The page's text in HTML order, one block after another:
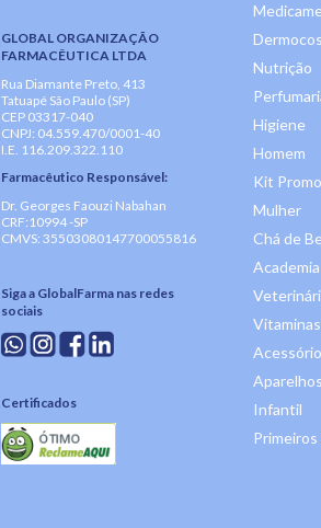
GLOBAL ORGANIZAÇÃO
FARMACÊUTICA LTDA
Rua Diamante Preto, 413
Tatuapé São Paulo (SP)
CEP 03317-040
CNPJ: 04.559.470/0001-40
I.E. 116.209.322.110
Farmacêutico Responsável:
Dr. Georges Faouzi Nabahan
CRF:10994 -SP
CMVS: 35503080147700055816
Siga a GlobalFarma nas redes
sociais
Certificados
Nutrição
Higiene
Homem
Kit
Mulher
Chá de
Academia
Infantil